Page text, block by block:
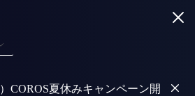
COROS夏休みキャンペーン開